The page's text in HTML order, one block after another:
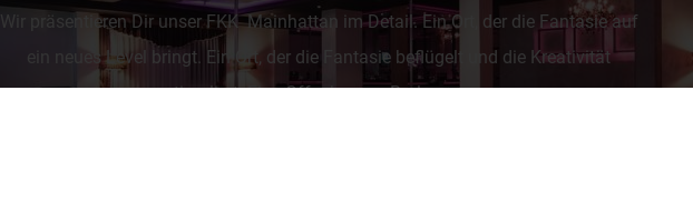
Wir präsentieren Dir unser FKK Mainhattan im Detail. Ein Ort, der die Fantasie auf
ein neues Level bringt. Ein Ort, der die Fantasie beflügelt und die Kreativität
stimuliert. Eine Offenbarung Burlesque.